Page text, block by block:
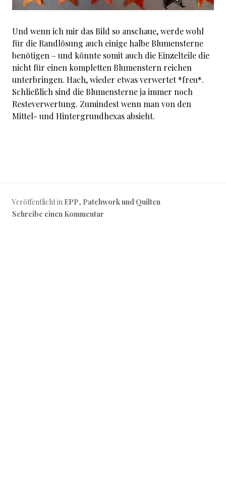
Und wenn ich mir das Bild so anschaue, werde wohl
für die Randlösung auch einige halbe Blumensterne
benötigen – und könnte somit auch die Einzelteile die
nicht für einen kompletten Blumenstern reichen
unterbringen. Hach, wieder etwas verwertet *freu*.
Schließlich sind die Blumensterne ja immer noch
Resteverwertung. Zumindest wenn man von den
Mittel- und Hintergrundhexas absieht.
Veröffentlicht in EPP, Patchwork und Quilten
Schreibe einen Kommentar